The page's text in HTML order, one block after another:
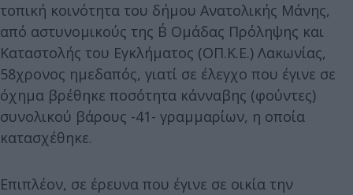
τοπική κοινότητα του δήμου Ανατολικής Μάνης,
από αστυνομικούς της Β΄ Ομάδας Πρόληψης και
Καταστολής του Εγκλήματος (ΟΠ.Κ.Ε.) Λακωνίας,
58χρονος ημεδαπός, γιατί σε έλεγχο που έγινε σε
όχημα βρέθηκε ποσότητα κάνναβης (φούντες)
συνολικού βάρους -41- γραμμαρίων, η οποία
κατασχέθηκε.
Επιπλέον, σε έρευνα που έγινε σε οικία την